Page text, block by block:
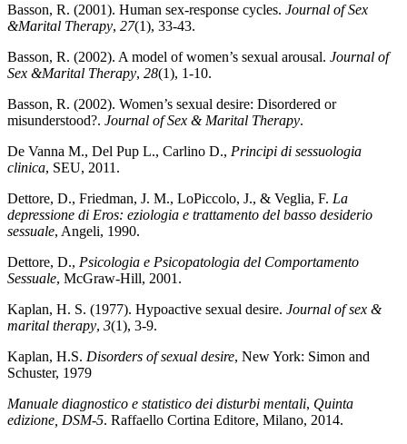
Basson, R. (2001). Human sex-response cycles. Journal of Sex
&Marital Therapy, 27(1), 33-43.
Basson, R. (2002). A model of women’s sexual arousal. Journal of
Sex &Marital Therapy, 28(1), 1-10.
Basson, R. (2002). Women’s sexual desire: Disordered or
misunderstood?. Journal of Sex & Marital Therapy.
De Vanna M., Del Pup L., Carlino D., Principi di sessuologia
clinica, SEU, 2011.
Dettore, D., Friedman, J. M., LoPiccolo, J., & Veglia, F. La
depressione di Eros: eziologia e trattamento del basso desiderio
sessuale, Angeli, 1990.
Dettore, D., Psicologia e Psicopatologia del Comportamento
Sessuale, McGraw-Hill, 2001.
Kaplan, H. S. (1977). Hypoactive sexual desire. Journal of sex &
marital therapy, 3(1), 3-9.
Kaplan, H.S. Disorders of sexual desire, New York: Simon and
Schuster, 1979
Manuale diagnostico e statistico dei disturbi mentali, Quinta
edizione, DSM-5. Raffaello Cortina Editore, Milano, 2014.